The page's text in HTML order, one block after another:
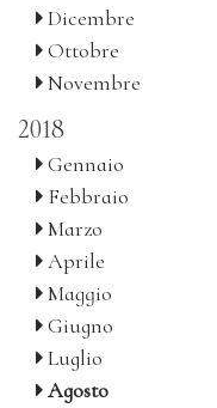
Dicembre
Ottobre
Novembre
2018
Gennaio
Febbraio
Marzo
Aprile
Maggio
Giugno
Luglio
Agosto